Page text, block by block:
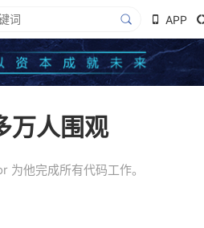
APP
万人围观
他完成所有代码工作。